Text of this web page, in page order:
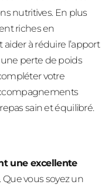
nutritives. En plus
riches en
à réduire l’apport
perte de poids
votre
sain et équilibré.
une excellente
. Que vous soyez un